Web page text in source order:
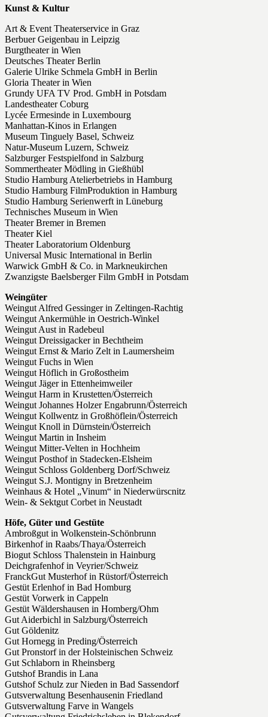
Kunst & Kultur
Art & Event Theaterservice in Graz
Berbuer Geigenbau in Leipzig
Burgtheater in Wien
Deutsches Theater Berlin
Galerie Ulrike Schmela GmbH in Berlin
Gloria Theater in Wien
Grundy UFA TV Prod. GmbH in Potsdam
Landestheater Coburg
Lycée Ermesinde in Luxembourg
Manhattan-Kinos in Erlangen
Museum Tinguely Basel, Schweiz
Natur-Museum Luzern, Schweiz
Salzburger Festspielfond in Salzburg
Sommertheater Mödling in Gießhübl
Studio Hamburg Atelierbetriebs in Hamburg
Studio Hamburg FilmProduktion in Hamburg
Studio Hamburg Serienwerft in Lüneburg
Technisches Museum in Wien
Theater Bremer in Bremen
Theater Kiel
Theater Laboratorium Oldenburg
Universal Music International in Berlin
Warwick GmbH & Co. in Markneukirchen
Zwanzigste Baelsberger Film GmbH in Potsdam
Weingüter
Weingut Alfred Gessinger in Zeltingen-Rachtig
Weingut Ankermühle in Oestrich-Winkel
Weingut Aust in Radebeul
Weingut Dreissigacker in Bechtheim
Weingut Ernst & Mario Zelt in Laumersheim
Weingut Fuchs in Wien
Weingut Höflich in Großostheim
Weingut Jäger in Ettenheimweiler
Weingut Harm in Krustetten/Österreich
Weingut Johannes Holzer Engabrunn/Österreich
Weingut Kollwentz in Großhöflein/Österreich
Weingut Knoll in Dürnstein/Österreich
Weingut Martin in Insheim
Weingut Mitter-Velten in Hochheim
Weingut Posthof in Stadecken-Elsheim
Weingut Schloss Goldenberg Dorf/Schweiz
Weingut S.J. Montigny in Bretzenheim
Weinhaus & Hotel „Vinum“ in Niederwürscnitz
Wein- & Sektgut Corbet in Neustadt
Höfe, Güter und Gestüte
Ambroßgut in Wolkenstein-Schönbrunn
Birkenhof in Raabs/Thaya/Österreich
Biogut Schloss Thalenstein in Hainburg
Deichgrafenhof in Veyrier/Schweiz
FranckGut Musterhof in Rüstorf/Österreich
Gestüt Erlenhof in Bad Homburg
Gestüt Vorwerk in Cappeln
Gestüt Wäldershausen in Homberg/Ohm
Gut Aiderbichl in Salzburg/Österreich
Gut Göldenitz
Gut Hornegg in Preding/Österreich
Gut Pronstorf in der Holsteinischen Schweiz
Gut Schlaborn in Rheinsberg
Gutshof Brandis in Lana
Gutshof Schulz zur Nieden in Bad Sassendorf
Gutsverwaltung Besenhausenin Friedland
Gutsverwaltung Farve in Wangels